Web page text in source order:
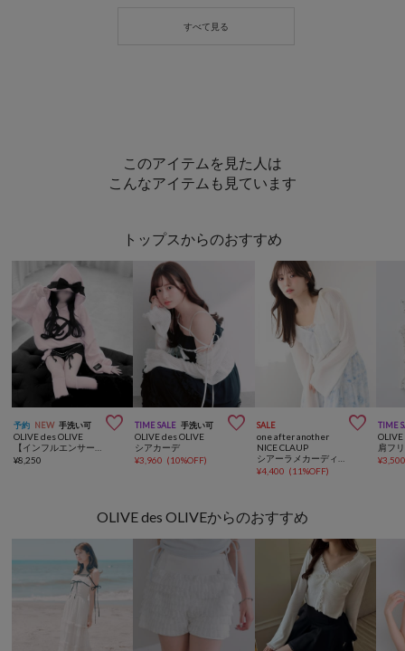
このアイテムを見た人は
こんなアイテムも見ています
トップスからのおすすめ
予約 NEW 手洗い可 
OLIVE des OLIVE
¥8,250
TIME SALE 手洗い可 
OLIVE des OLIVE
シアカーデ
¥3,960 (10%OFF)
SALE 
one after another
NICE CLAUP
¥4,400 (11%OFF)
TIME
肩フ
¥
OLIVE des OLIVEからのおすすめ